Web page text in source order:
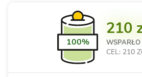
100%
210
WSPARŁO
CEL: 210